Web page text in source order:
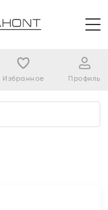
Избранное Профиль